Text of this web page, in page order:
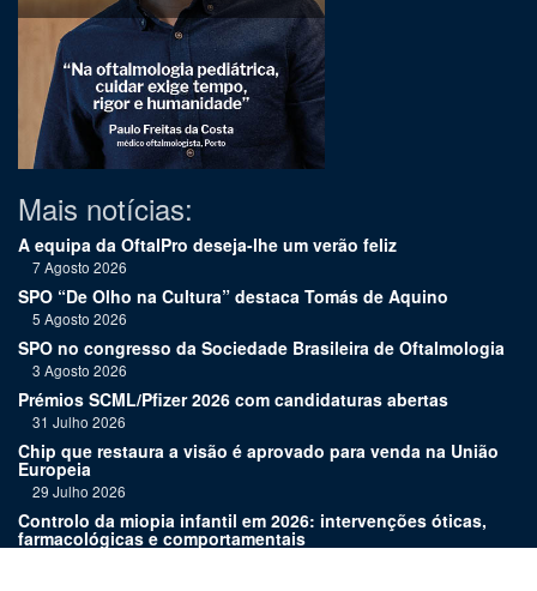
Mais notícias:
A equipa da OftalPro deseja-lhe um verão feliz
7 Agosto 2026
SPO “De Olho na Cultura” destaca Tomás de Aquino
5 Agosto 2026
SPO no congresso da Sociedade Brasileira de Oftalmologia
3 Agosto 2026
Prémios SCML/Pfizer 2026 com candidaturas abertas
31 Julho 2026
Chip que restaura a visão é aprovado para venda na União
Europeia
29 Julho 2026
Controlo da miopia infantil em 2026: intervenções óticas,
farmacológicas e comportamentais